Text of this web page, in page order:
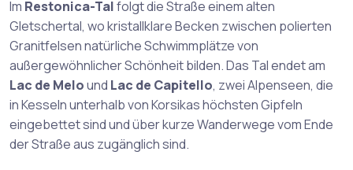
Im Restonica-Talfolgt die Straße einem alten
Gletschertal, wo kristallklare Becken zwischen polierten
Granitfelsen natürliche Schwimmplätze von
außergewöhnlicher Schönheit bilden. Das Tal endet am
Lac de Melound Lac de Capitello, zwei Alpenseen, die
in Kesseln unterhalb von Korsikas höchsten Gipfeln
eingebettet sind und über kurze Wanderwege vom Ende
der Straße aus zugänglich sind.